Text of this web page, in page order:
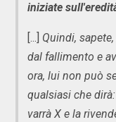
iniziate
[...] Quindi,
dal fallimento e
ora, lui non può
qualsiasi che
varrà X e la